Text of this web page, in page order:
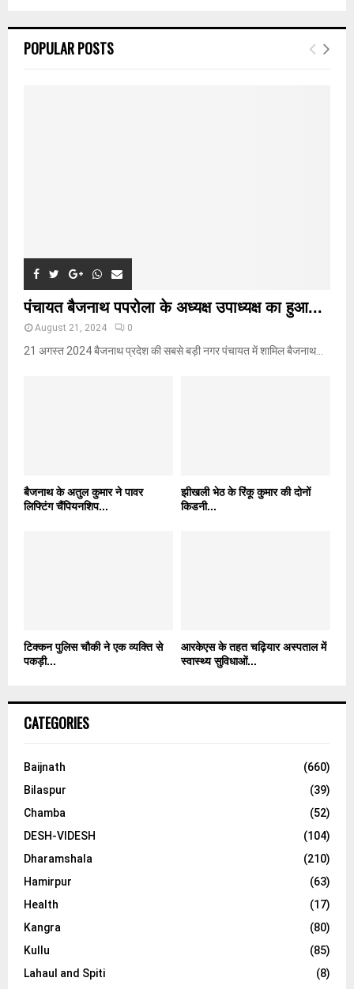
h
E
POPULAR POSTS
पंचायत बैजनाथ पपरोला के अध्यक्ष उपाध्यक्ष का हुआ...
August 21, 2024 0
21 अगस्त 2024 बैजनाथ प्रदेश की सबसे बड़ी नगर पंचायत में शामिल बैजनाथ...
बैजनाथ के अतुल कुमार ने पावर
लिफ्टिंग चैंपियनशिप...
झीखली भेठ के रिंकू कुमार की दोनों
किडनी...
टिक्कन पुलिस चौकी ने एक व्यक्ति से
पकड़ी...
आरकेएस के तहत चढ़ियार अस्पताल में
स्वास्थ्य सुविधाओं...
CATEGORIES
Baijnath
(660)
Bilaspur
(39)
Chamba
(52)
DESH-VIDESH
(104)
Dharamshala
(210)
Hamirpur
(63)
Health
(17)
Kangra
(80)
Kullu
(85)
Lahaul and Spiti
(8)